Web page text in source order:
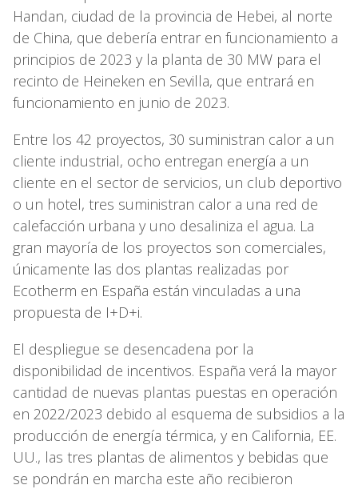
Handan, ciudad de la provincia de Hebei, al norte
de China, que debería entrar en funcionamiento a
principios de 2023 y la planta de 30 MW para el
recinto de Heineken en Sevilla, que entrará en
funcionamiento en junio de 2023.
Entre los 42 proyectos, 30 suministran calor a un
cliente industrial, ocho entregan energía a un
cliente en el sector de servicios, un club deportivo
o un hotel, tres suministran calor a una red de
calefacción urbana y uno desaliniza el agua. La
gran mayoría de los proyectos son comerciales,
únicamente las dos plantas realizadas por
Ecotherm en España están vinculadas a una
propuesta de I+D+i.
El despliegue se desencadena por la
disponibilidad de incentivos. España verá la mayor
cantidad de nuevas plantas puestas en operación
en 2022/2023 debido al esquema de subsidios a la
producción de energía térmica, y en California, EE.
UU., las tres plantas de alimentos y bebidas que
se pondrán en marcha este año recibieron